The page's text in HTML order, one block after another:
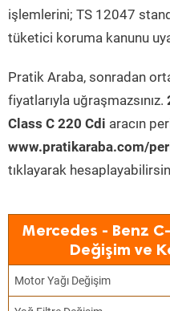
işlemlerini; TS 12047
tüketici koruma kanunu
Pratik Araba, sonradan
fiyatlarıyla uğraşmazsınız.
Class C 220 Cdi aracın
www.pratikaraba.com/
tıklayarak
Mercedes - Benz
Değişim ve
Motor Yağı Değişim